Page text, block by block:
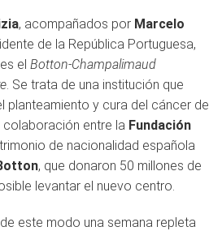
, acompañados por Marcelo
de la República Portuguesa,
el Botton-Champalimaud
. Se trata de una institución que
planteamiento y cura del cáncer de
colaboración entre la Fundación
de nacionalidad española
, que donaron 50 millones de
levantar el nuevo centro.
este modo una semana repleta